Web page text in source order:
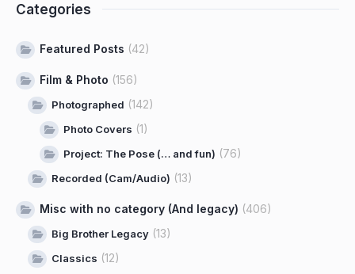
Categories
Featured Posts (42)
Film & Photo (156)
Photographed (142)
Photo Covers (1)
Project: The Pose (… and fun) (76)
Recorded (Cam/Audio) (13)
Misc with no category (And legacy) (406)
Big Brother Legacy (13)
Classics (12)